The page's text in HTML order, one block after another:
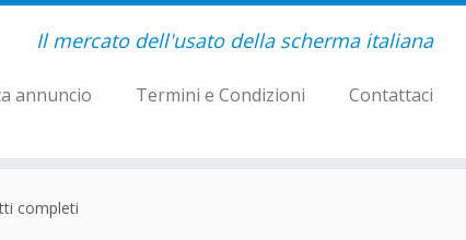
Il mercato dell'usato della scherma italiana
annuncio Termini e Condizioni Contattaci
completi